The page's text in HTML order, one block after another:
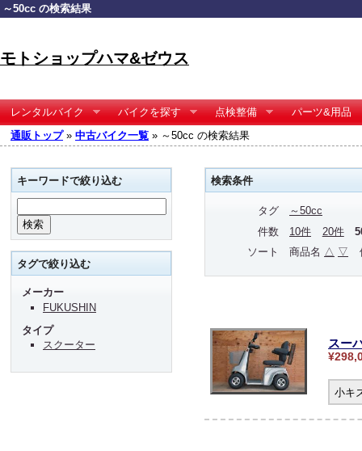
～50cc の検索結果
モトショップハマ&ゼウス
レンタルバイク バイクを探す 点検整備
パーツ&用品
通販トップ» 中古バイク一覧 » ～50cc の検索結果
検索条件
タグ
～50cc
件数
10件 20件
ソート
商品名 △ ▽
スー
小キ
キーワードで絞り込む
タグで絞り込む
メーカー
FUKUSHIN
タイプ
スクーター